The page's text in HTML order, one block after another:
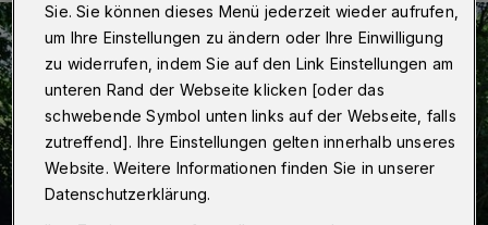
Sie. Sie können dieses Menü jederzeit wieder aufrufen,
um Ihre Einstellungen zu ändern oder Ihre Einwilligung
zu widerrufen, indem Sie auf den Link Einstellungen am
unteren Rand der Webseite klicken [oder das
schwebende Symbol unten links auf der Webseite, falls
zutreffend]. Ihre Einstellungen gelten innerhalb unseres
Website. Weitere Informationen finden Sie in unserer
Datenschutzerklärung.